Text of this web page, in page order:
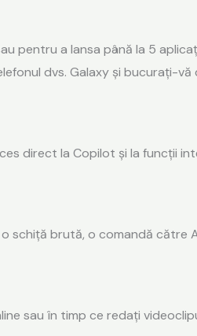
pentru a lansa până la 5
dvs. Galaxy și bucurați-vă
direct la Copilot și la funcții
brută, o comandă către
sau în timp ce redați